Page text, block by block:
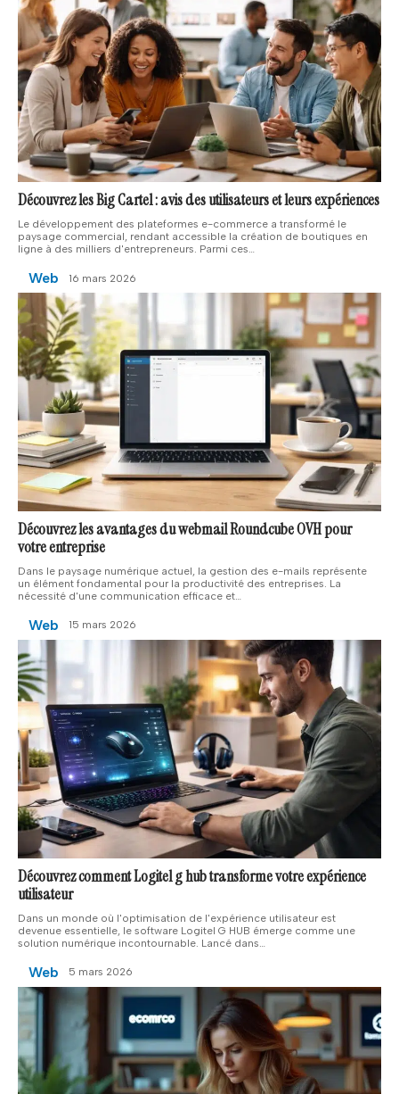
Découvrez les Big Cartel : avis des utilisateurs et leurs expériences
Le développement des plateformes e-commerce a transformé le
paysage commercial, rendant accessible la création de boutiques en
ligne à des milliers d'entrepreneurs. Parmi ces…
Web 16 mars 2026
Découvrez les avantages du webmail Roundcube OVH pour
votre entreprise
Dans le paysage numérique actuel, la gestion des e-mails représente
un élément fondamental pour la productivité des entreprises. La
nécessité d'une communication efficace et…
Web 15 mars 2026
Découvrez comment Logitel g hub transforme votre expérience
utilisateur
Dans un monde où l'optimisation de l'expérience utilisateur est
devenue essentielle, le software Logitel G HUB émerge comme une
solution numérique incontournable. Lancé dans
Web 5 mars 2026